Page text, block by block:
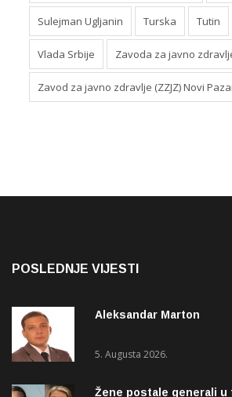
Sulejman Ugljanin Turska Tutin
Vlada Srbije Zavoda za javno
Zavod za javno zdravlje (ZZJZ) Novi
POSLEDNJE VIJESTI
Aleksandar Marton
5. Augusta 2026.
Žene postale generali u